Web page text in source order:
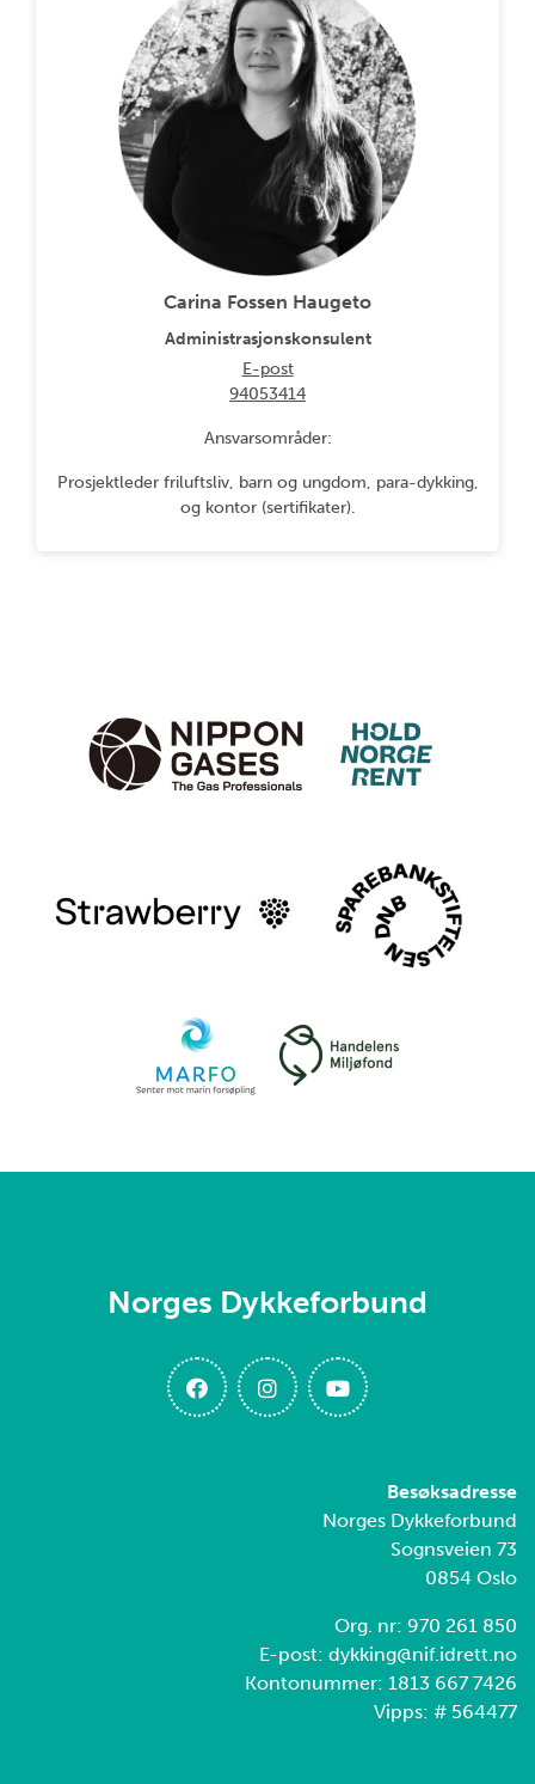
Carina Fossen Haugeto
Administrasjonskonsulent
E-post
94053414
Ansvarsområder:
Prosjektleder friluftsliv, barn og ungdom, para-dykking,
og kontor (sertifikater).
Norges Dykkeforbund
Besøksadresse
Norges Dykkeforbund
Sognsveien 73
0854 Oslo
Org. nr: 970 261 850
E-post: dykking@nif.idrett.no
Kontonummer: 1813 667 7426
Vipps: # 564477